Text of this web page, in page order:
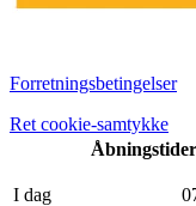
Forretningsbetingelser
Ret cookie-samtykke
Åbningstider
I dag 0